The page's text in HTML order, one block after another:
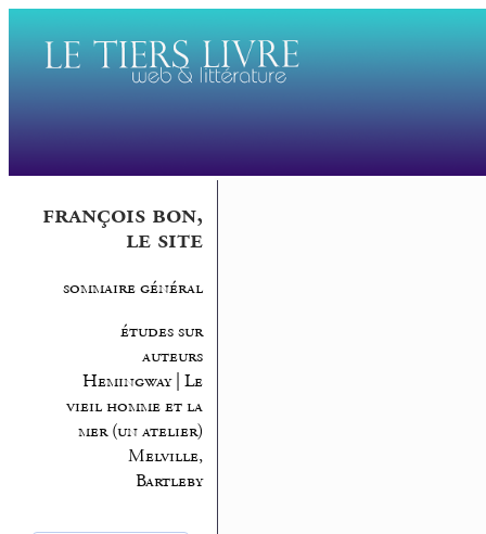
françois bon,
le site
sommaire général
études sur
auteurs
Hemingway | Le
vieil homme et la
mer (un atelier)
Melville,
Bartleby